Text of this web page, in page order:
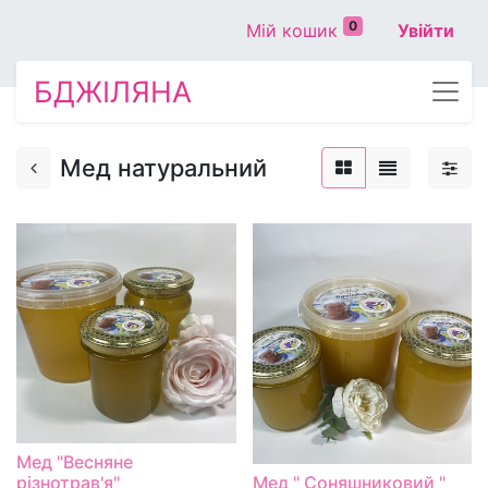
Мій кошик 0 Увійти
БДЖІЛЯНА
Мед натуральний
Мед "Весняне
різнотрав'я"
Мед " Соняшниковий "